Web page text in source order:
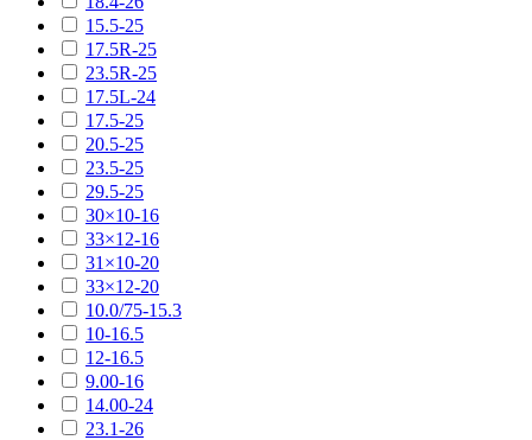
15.5-25
17.5R-25
23.5R-25
17.5L-24
17.5-25
20.5-25
23.5-25
29.5-25
30×10-16
33×12-16
31×10-20
33×12-20
10.0/75-15.3
10-16.5
12-16.5
9.00-16
14.00-24
23.1-26